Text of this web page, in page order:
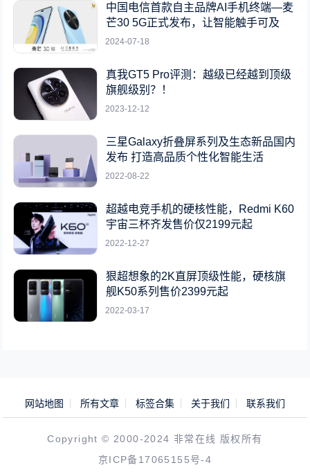
中国电信首款自主品牌AI手机终端—麦
芒30 5G正式发布，让智能触手可及
2024-07-18
真我GT5 Pro评测：越级已经越到顶级
旗舰级别？！
2023-12-12
三星Galaxy折叠屏系列及生态新品国内
发布 打造高品质个性化智能生活
2022-08-22
超越电竞手机的硬核性能，Redmi K60
宇宙三杯齐发售价仅2199元起
2022-12-27
狠超想象的2K直屏顶级性能，硬核旗
舰K50系列售价2399元起
2022-03-17
网站地图 所有文章 标签合集 关于我们 联系我们
Copyright © 2000-2024 非常在线 版权所有
京ICP备17065155号-4